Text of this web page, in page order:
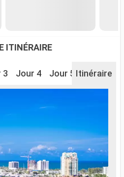
ITINÉRAIRE
3 Jour 4 Jour 5 Itinéraire